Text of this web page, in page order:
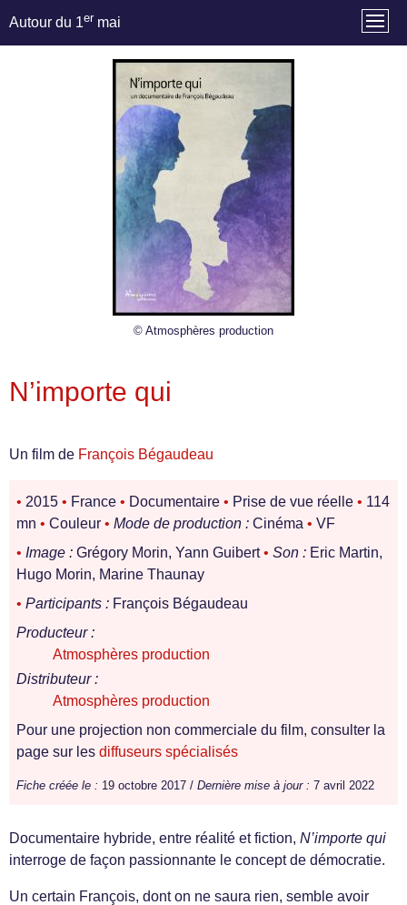
Autour du 1er mai
© Atmosphères production
N’importe qui
Un film de François Bégaudeau
• 2015 • France • Documentaire • Prise de vue réelle • 114
mn • Couleur • Mode de production : Cinéma • VF
• Image : Grégory Morin, Yann Guibert• Son : Eric Martin,
Hugo Morin, Marine Thaunay
• Participants : François Bégaudeau
Producteur :
Atmosphères production
Distributeur :
Atmosphères production
Pour une projection non commerciale du film, consulter la
page sur les diffuseurs spécialisés
Fiche créée le : 19 octobre 2017 / Dernière mise à jour : 7 avril 2022
Documentaire hybride, entre réalité et fiction, N’importe qui
interroge de façon passionnante le concept de démocratie.
Un certain François, dont on ne saura rien, semble avoir